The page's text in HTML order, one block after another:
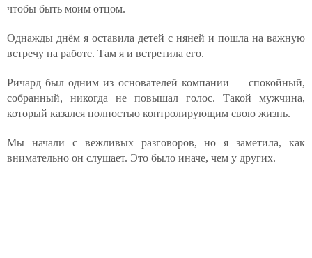
чтобы быть моим отцом.
Однажды днём я оставила детей с няней и пошла на важную
встречу на работе. Там я и встретила его.
Ричард был одним из основателей компании — спокойный,
собранный, никогда не повышал голос. Такой мужчина,
который казался полностью контролирующим свою жизнь.
Мы начали с вежливых разговоров, но я заметила, как
внимательно он слушает. Это было иначе, чем у других.